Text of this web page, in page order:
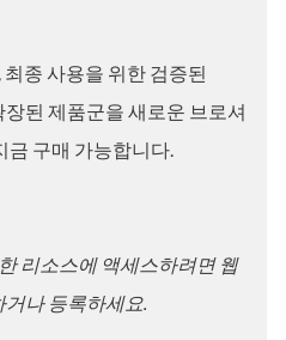
종 사용을 위한 검증된
된 제품군을 새로운 브로셔
금 구매 가능합니다.
리소스에 액세스하려면 웹
나 등록하세요.